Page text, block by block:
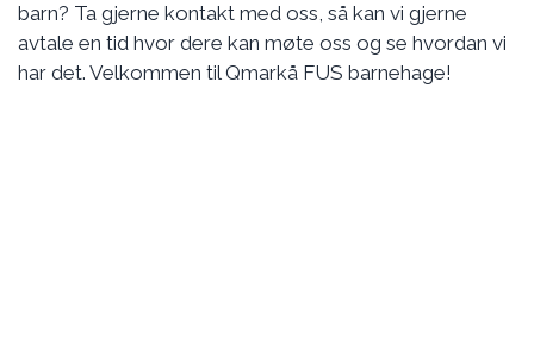
barn? Ta gjerne kontakt med oss, så kan vi gjerne
avtale en tid hvor dere kan møte oss og se hvordan vi
har det. Velkommen til Qmarkå FUS barnehage!